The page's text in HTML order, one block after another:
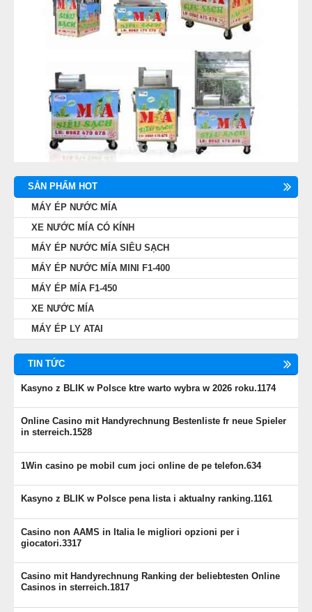
SẢN PHẨM HOT
MÁY ÉP NƯỚC MÍA
XE NƯỚC MÍA CÓ KÍNH
MÁY ÉP NƯỚC MÍA SIÊU SẠCH
MÁY ÉP NƯỚC MÍA MINI F1-400
MÁY ÉP MÍA F1-450
XE NƯỚC MÍA
MÁY ÉP LY ATAI
TIN TỨC
Kasyno z BLIK w Polsce ktre warto wybra w 2026 roku.1174
Online Casino mit Handyrechnung Bestenliste fr neue Spieler
in sterreich.1528
1Win casino pe mobil cum joci online de pe telefon.634
Kasyno z BLIK w Polsce pena lista i aktualny ranking.1161
Casino non AAMS in Italia le migliori opzioni per i
giocatori.3317
Casino mit Handyrechnung Ranking der beliebtesten Online
Casinos in sterreich.1817